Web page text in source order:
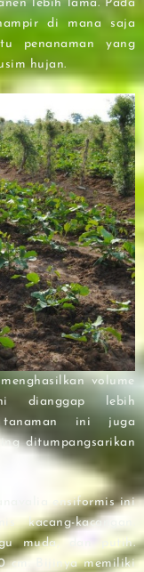
lebih lama. Pada
di mana saja
penanaman yang
hujan.
volume
dianggap lebih
tanaman ini juga
ditumpangsarikan
ensiformis ini
kacang-kacangan.
muda, dan putih.
cm. Bijinya memiliki